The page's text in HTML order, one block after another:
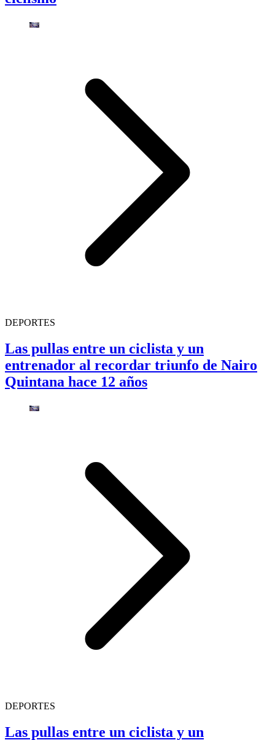
DEPORTES
Las pullas entre un ciclista y un
entrenador al recordar triunfo de Nairo
Quintana hace 12 años
DEPORTES
Las pullas entre un ciclista y un